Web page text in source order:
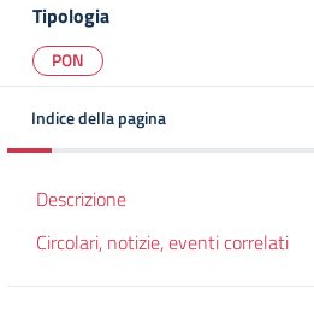
Tipologia
PON
Indice della pagina
Descrizione
Circolari, notizie, eventi correlati